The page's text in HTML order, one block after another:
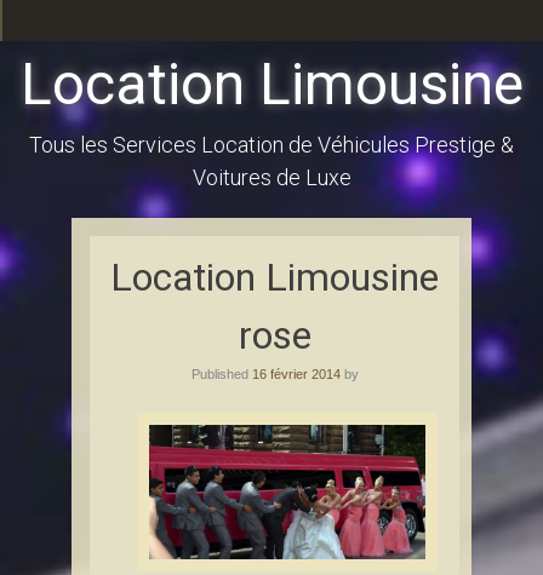
Location Limousine
Tous les Services Location de Véhicules Prestige &
Voitures de Luxe
Location Limousine
rose
Published 16 février 2014by